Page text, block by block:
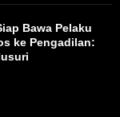
Bawa Pelaku
ke Pengadilan: